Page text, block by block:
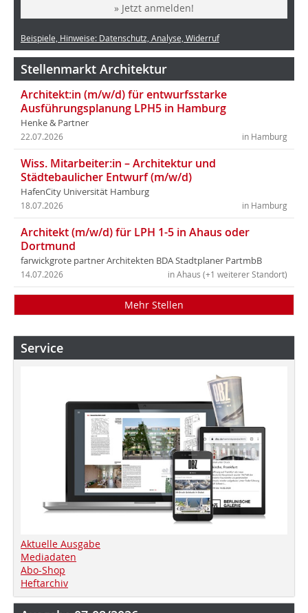
» Jetzt anmelden!
Beispiele, Hinweise: Datenschutz, Analyse, Widerruf
Stellenmarkt Architektur
Architekt:in (m/w/d) für entwurfsstarke
Ausführungsplanung LPH5 in Hamburg
Henke & Partner
in Hamburg
22.07.2026
Wiss. Mitarbeiter:in – Architektur und
Städtebaulicher Entwurf (m/w/d)
HafenCity Universität Hamburg
in Hamburg
18.07.2026
Architekt (m/w/d) für LPH 1-5 in Ahaus oder
Dortmund
farwickgrote partner Architekten BDA Stadtplaner PartmbB
in Ahaus (+1 weiterer Standort)
14.07.2026
Mehr Stellen
Service
Aktuelle Ausgabe
Mediadaten
Abo-Shop
Heftarchiv